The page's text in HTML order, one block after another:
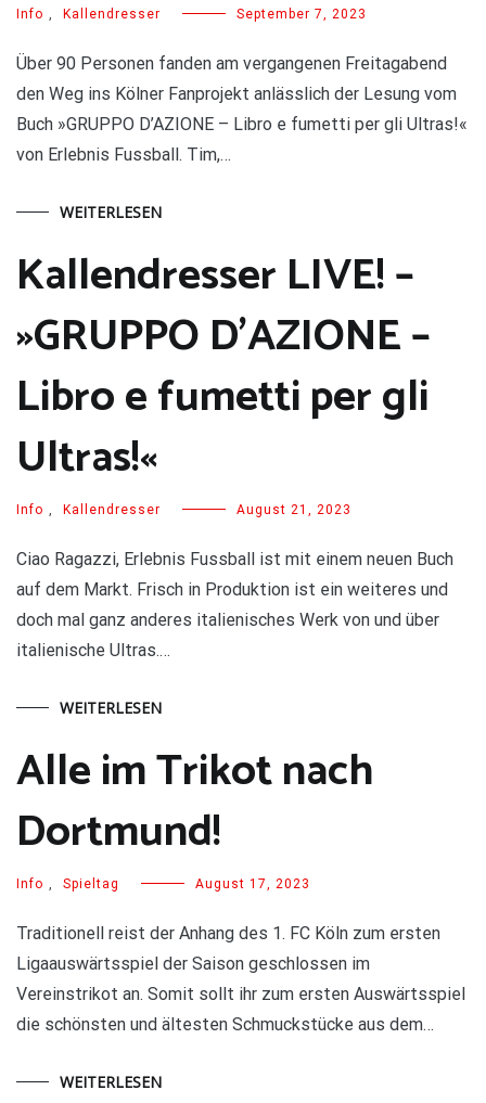
Info , Kallendresser September 7, 2023
Über 90 Personen fanden am vergangenen Freitagabend
den Weg ins Kölner Fanprojekt anlässlich der Lesung vom
Buch »GRUPPO D’AZIONE – Libro e fumetti per gli Ultras!«
von Erlebnis Fussball. Tim,…
WEITERLESEN
Kallendresser LIVE! –
»GRUPPO D’AZIONE –
Libro e fumetti per gli
Ultras!«
Info , Kallendresser August 21, 2023
Ciao Ragazzi, Erlebnis Fussball ist mit einem neuen Buch
auf dem Markt. Frisch in Produktion ist ein weiteres und
doch mal ganz anderes italienisches Werk von und über
italienische Ultras.…
WEITERLESEN
Alle im Trikot nach
Dortmund!
Info , Spieltag August 17, 2023
Traditionell reist der Anhang des 1. FC Köln zum ersten
Ligaauswärtsspiel der Saison geschlossen im
Vereinstrikot an. Somit sollt ihr zum ersten Auswärtsspiel
die schönsten und ältesten Schmuckstücke aus dem…
WEITERLESEN